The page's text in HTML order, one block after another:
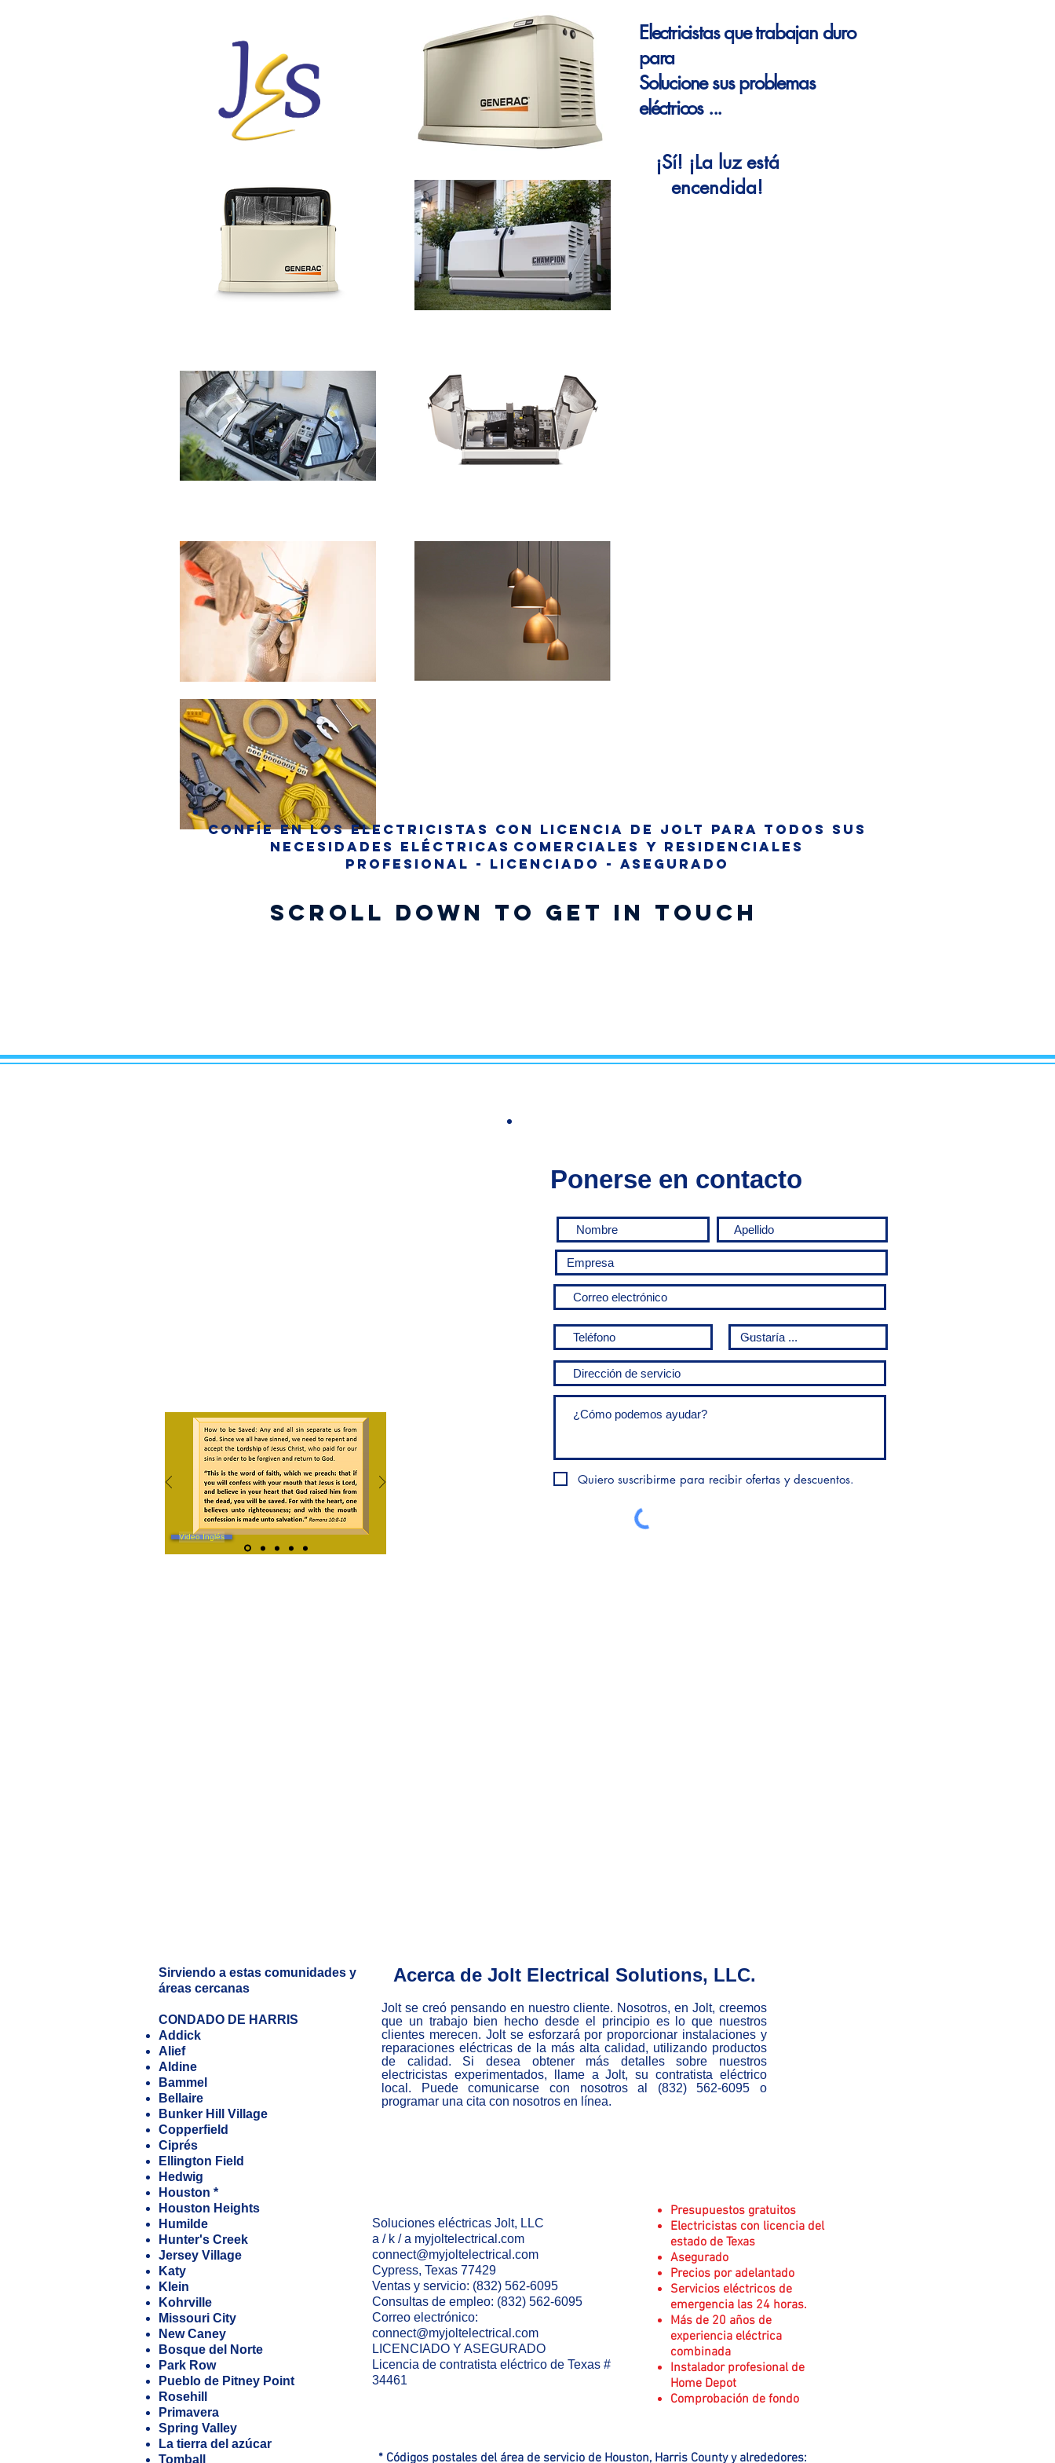
Electricistas que trabajan duro
para
Solucione sus problemas
eléctricos ...
¡Sí! ¡La luz está
encendida!
Confíe en los electricistas con licencia de Jolt para todos sus
necesidades eléctricas comerciales y residenciales
Profesional - Licenciado - Asegurado
Scroll Down To Get In Touch
Video Inglés
Ponerse en contacto
Quiero suscribirme para recibir ofertas y descuentos.
Sirviendo a estas comunidades y
áreas cercanas
CONDADO DE HARRIS
Addick
Alief
Aldine
Bammel
Bellaire
Bunker Hill Village
Copperfield
Ciprés
Ellington Field
Hedwig
Houston *
Houston Heights
Humilde
Hunter's Creek
Jersey Village
Katy
Klein
Kohrville
Missouri City
New Caney
Bosque del Norte
Park Row
Pueblo de Pitney Point
Rosehill
Primavera
Spring Valley
La tierra del azúcar
Tomball
Acerca de Jolt Electrical Solutions, LLC.
Jolt se creó pensando en nuestro cliente. Nosotros, en Jolt, creemos
que un trabajo bien hecho desde el principio es lo que nuestros
clientes merecen. Jolt se esforzará por proporcionar instalaciones y
reparaciones eléctricas de la más alta calidad, utilizando productos
de calidad. Si desea obtener más detalles sobre nuestros
electricistas experimentados, llame a Jolt, su contratista eléctrico
local. Puede comunicarse con nosotros al (832) 562-6095 o
programar una cita con nosotros en línea.
Soluciones eléctricas Jolt, LLC
a / k / a myjoltelectrical.com
connect@myjoltelectrical.com
Cypress, Texas 77429
Ventas y servicio: (832) 562-6095
Consultas de empleo: (832) 562-6095
Correo electrónico:
connect@myjoltelectrical.com
LICENCIADO Y ASEGURADO
Licencia de contratista eléctrico de Texas #
34461
Presupuestos gratuitos
Electricistas con licencia del
estado de Texas
Asegurado
Precios por adelantado
Servicios eléctricos de
emergencia las 24 horas.
Más de 20 años de
experiencia eléctrica
combinada
Instalador profesional de
Home Depot
Comprobación de fondo
* Códigos postales del área de servicio de Houston, Harris County y alrededores: